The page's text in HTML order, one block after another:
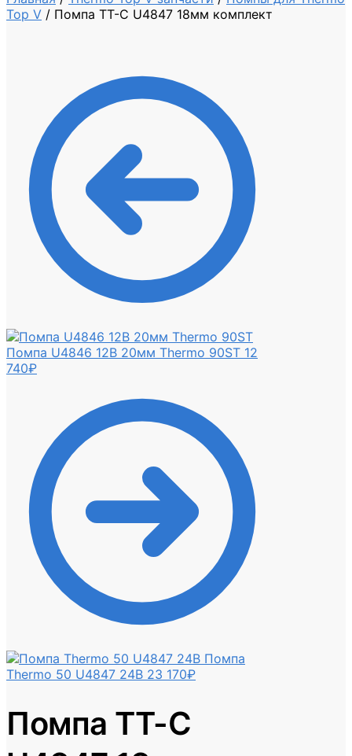
Top V / Помпа TT-C U4847 18мм комплект
Помпа U4846 12В 20мм Thermo 90ST 12
740₽
Помпа
Thermo 50 U4847 24В 23 170₽
Помпа TT-C